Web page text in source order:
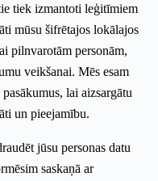
tiek izmantoti leģitīmiem
mūsu šifrētajos lokālajos
pilnvarotām personām,
veikšanai. Mēs esam
lai aizsargātu
un pieejamību.
jūsu personas datu
saskaņā ar